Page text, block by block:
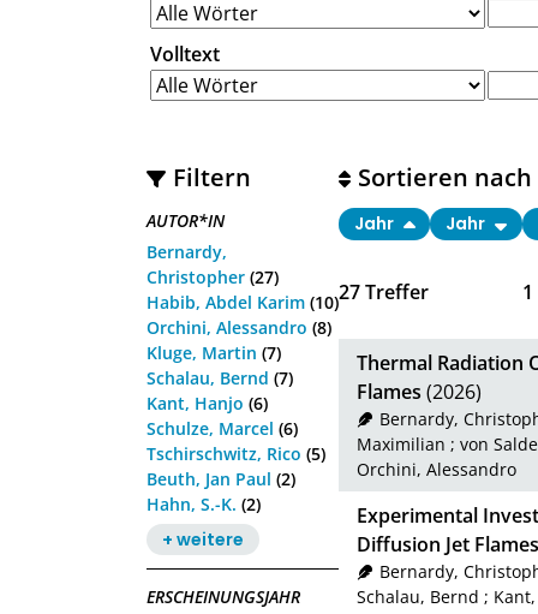
Volltext
Filtern
AUTOR*IN
Bernardy,
Christopher (27)
Habib, Abdel Karim (10)
Orchini, Alessandro (8)
Kluge, Martin (7)
Schalau, Bernd (7)
Kant, Hanjo (6)
Schulze, Marcel (6)
Tschirschwitz, Rico (5)
Beuth, Jan Paul (2)
Hahn, S.-K. (2)
+ weitere
ERSCHEINUNGSJAHR
27Treffer 1
Sortieren nach
Jahr Jahr
Thermal Radiation
Flames (2026)
Bernardy,
Maximilian ; von
Orchini, Alessandro
Experimental
Diffusion Jet Flames
Bernardy,
Schalau, Bernd ;